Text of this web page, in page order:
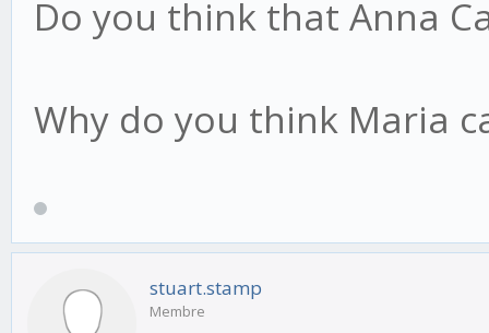
Do you think that Anna
Why do you think Maria
stuart.stamp
Membre